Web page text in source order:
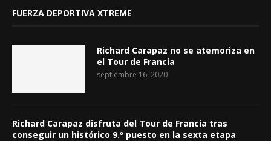
FUERZA DEPORTIVA XTREME
Richard Carapaz no se atemoriza en
el Tour de Francia
septiembre 16, 2020
Richard Carapaz disfruta del Tour de Francia tras
conseguir un histórico 9.º puesto en la sexta etapa